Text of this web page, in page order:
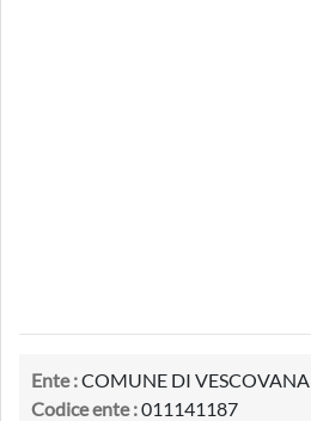
Ente :COMUNE DI VESCOVANA
Codice ente :011141187